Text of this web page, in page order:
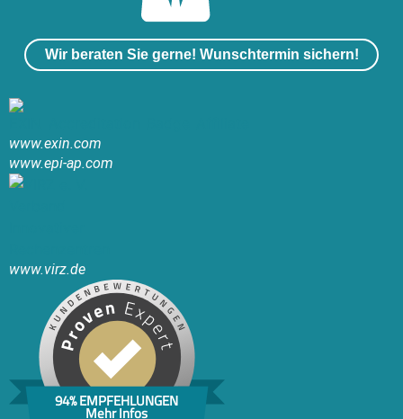
Wir beraten Sie gerne! Wunschtermin sichern!
www.exin.com
www.epi-ap.com
www.virz.de
94% EMPFEHLUNGEN
Mehr Infos